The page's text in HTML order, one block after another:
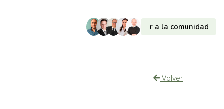
Ir a la comunidad
Volver